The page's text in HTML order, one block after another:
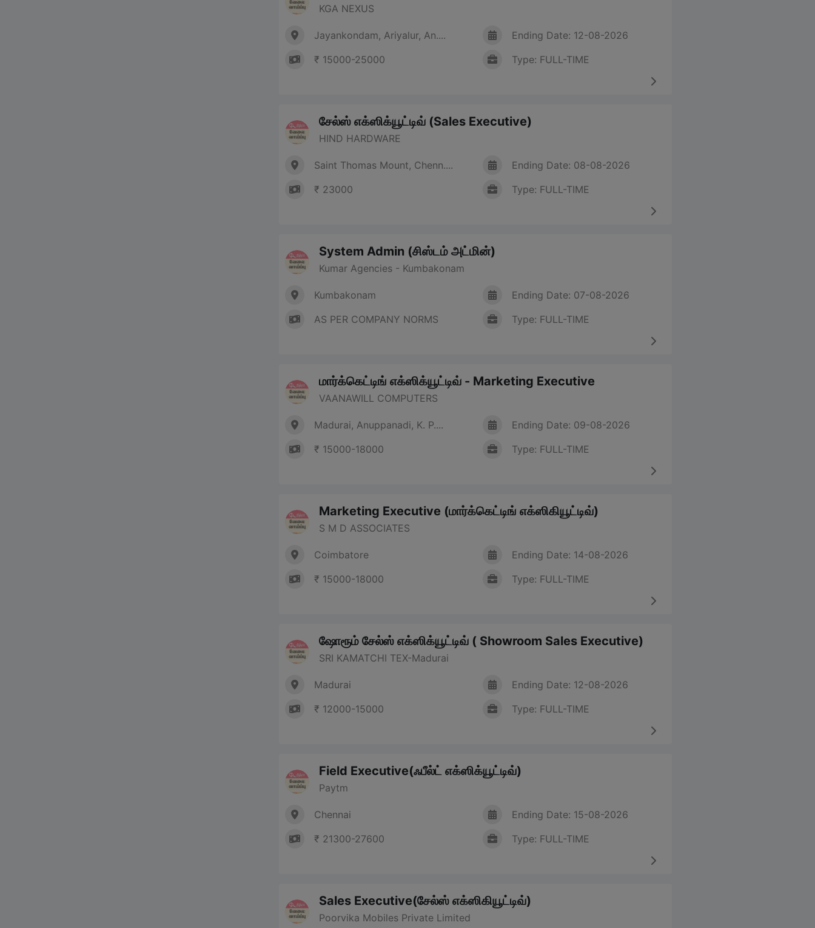
KGA NEXUS
Jayankondam, Ariyalur, An....
₹ 15000-25000
Ending Date: 12-08-2026
Type: FULL-TIME
சேல்ஸ் எக்ஸிக்யூட்டிவ் (Sales Executive)
HIND HARDWARE
Saint Thomas Mount, Chenn....
₹ 23000
Ending Date: 08-08-2026
Type: FULL-TIME
System Admin (சிஸ்டம் அட்மின்)
Kumar Agencies - Kumbakonam
Kumbakonam
AS PER COMPANY NORMS
Ending Date: 07-08-2026
Type: FULL-TIME
மார்க்கெட்டிங் எக்ஸிக்யூட்டிவ் - Marketing Executive
VAANAWILL COMPUTERS
Madurai, Anuppanadi, K. P....
₹ 15000-18000
Ending Date: 09-08-2026
Type: FULL-TIME
Marketing Executive (மார்க்கெட்டிங் எக்ஸிகியூட்டிவ்)
S M D ASSOCIATES
Coimbatore
₹ 15000-18000
Ending Date: 14-08-2026
Type: FULL-TIME
ஷோரூம் சேல்ஸ் எக்ஸிக்யூட்டிவ் ( Showroom Sales Executive)
SRI KAMATCHI TEX-Madurai
Madurai
₹ 12000-15000
Ending Date: 12-08-2026
Type: FULL-TIME
Field Executive(ஃபீல்ட் எக்ஸிக்யூட்டிவ்)
Paytm
Chennai
₹ 21300-27600
Ending Date: 15-08-2026
Type: FULL-TIME
Sales Executive(சேல்ஸ் எக்ஸிகியூட்டிவ்)
Poorvika Mobiles Private Limited